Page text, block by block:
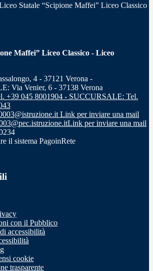
Statale “Scipione Maffei” Liceo Classico
Maffei” Liceo Classico - Liceo
4 - 37121 Verona -
Via Venier, 6 - 37138 Verona
+39 045 8001904 - SUCCURSALE: Tel.
Link per inviare una mail
Link per inviare una mail
il sistema PagoinRete
con il Pubblico
accessibilità
cookie
trasparente